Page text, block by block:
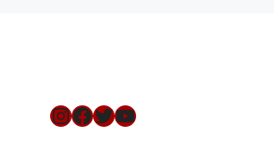
Instagram
Facebook
Twitter
YouTube